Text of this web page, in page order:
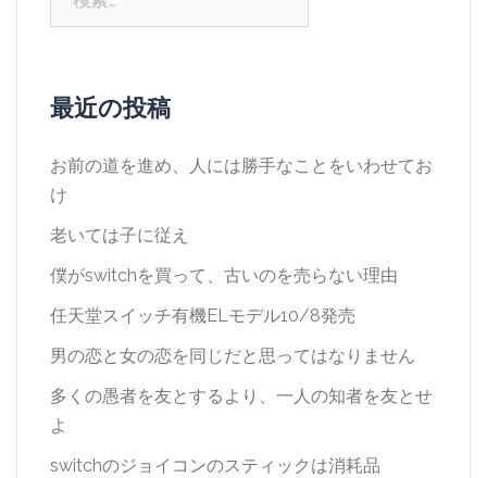
最近の投稿
お前の道を進め、人には勝手なことをいわせてお
け
老いては子に従え
僕がswitchを買って、古いのを売らない理由
任天堂スイッチ有機ELモデル10/8発売
男の恋と女の恋を同じだと思ってはなりません
多くの愚者を友とするより、一人の知者を友とせ
よ
switchのジョイコンのスティックは消耗品